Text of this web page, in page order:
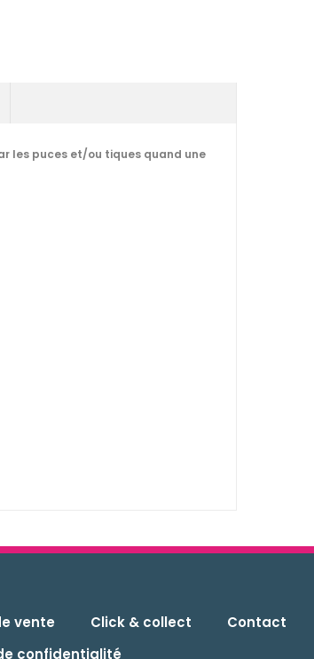
les puces et/ou tiques quand une
vente Click & collect
Contact
confidentialité